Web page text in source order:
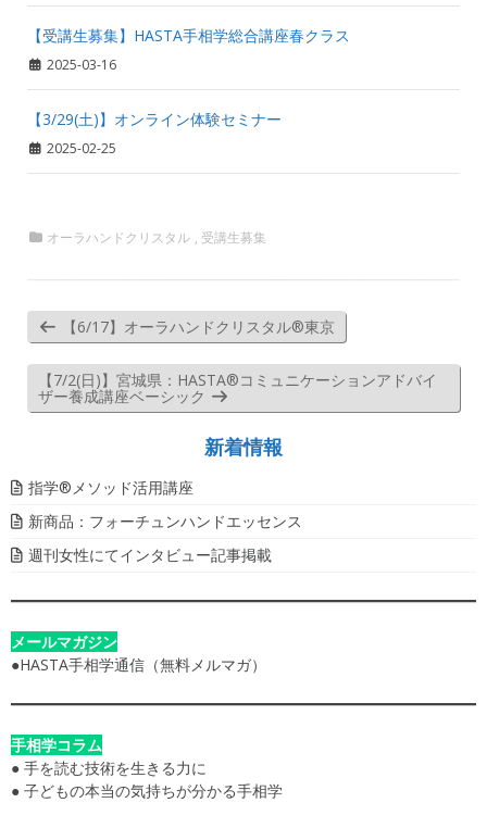
【受講生募集】HASTA手相学総合講座春クラス
2025-03-16
【3/29(土)】オンライン体験セミナー
2025-02-25
オーラハンドクリスタル , 受講生募集
【6/17】オーラハンドクリスタル®東京
【7/2(日)】宮城県：HASTA®コミュニケーションアドバイ
ザー養成講座ベーシック
新着情報
指学®️メソッド活用講座
新商品：フォーチュンハンドエッセンス
週刊女性にてインタビュー記事掲載
メールマガジン
●HASTA手相学通信（無料メルマガ）
手相学コラム
● 手を読む技術を生きる力に
● 子どもの本当の気持ちが分かる手相学